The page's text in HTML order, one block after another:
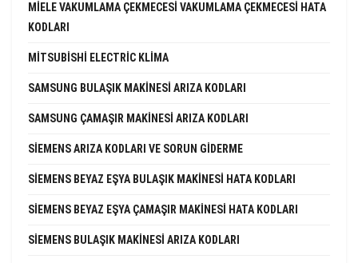
MIELE VAKUMLAMA ÇEKMECESI VAKUMLAMA ÇEKMECESI HATA
KODLARI
MITSUBISHI ELECTRIC KLIMA
SAMSUNG BULAŞIK MAKINESI ARIZA KODLARI
SAMSUNG ÇAMAŞIR MAKINESI ARIZA KODLARI
SIEMENS ARIZA KODLARI VE SORUN GIDERME
SIEMENS BEYAZ EŞYA BULAŞIK MAKINESI HATA KODLARI
SIEMENS BEYAZ EŞYA ÇAMAŞIR MAKINESI HATA KODLARI
SIEMENS BULAŞIK MAKINESI ARIZA KODLARI